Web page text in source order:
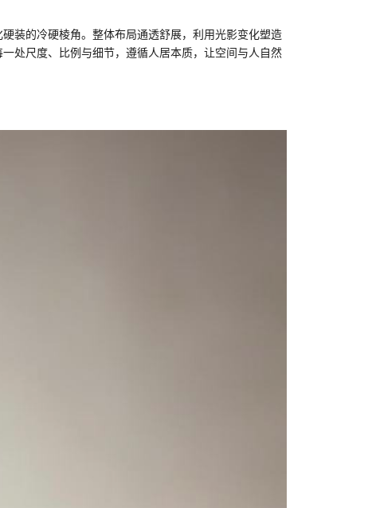
装的冷硬棱角。整体布局通透舒展，利用光影变化塑造
处尺度、比例与细节，遵循人居本质，让空间与人自然